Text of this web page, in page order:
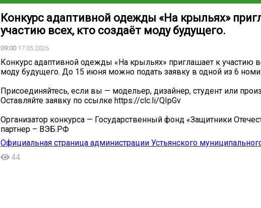
Конкурс адаптивной одежды «На крыльях»
участию всех, кто создаёт моду будущего.
09:0017.05.2026
Конкурс адаптивной одежды «На крыльях» приглашает к участию
моду будущего. До 15 июня можно подать заявку в одной из 6
Присоединяйтесь, если вы — модельер, дизайнер, студент или
Оставляйте заявку по ссылке https://clc.li/QIpGv
Организатор конкурса — Государственный фонд «Защитники
партнер – ВЭБ.РФ
Официальная страница администрации Устьянского
44